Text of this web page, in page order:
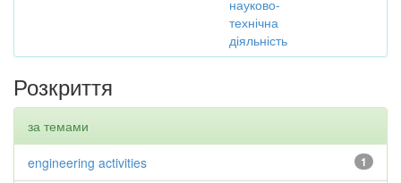
науково-
технічна
діяльність
Розкриття
за темами
1
engineering activities